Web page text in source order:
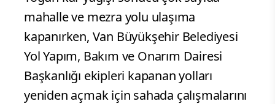
mahalle ve mezra yolu ulaşıma
kapanırken, Van Büyükşehir Belediyesi
Yol Yapım, Bakım ve Onarım Dairesi
Başkanlığı ekipleri kapanan yolları
yeniden açmak için sahada çalışmalarını